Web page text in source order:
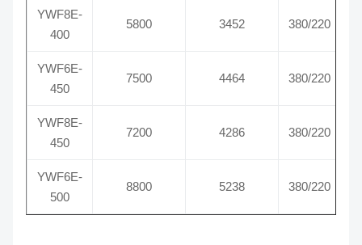
YWF8E-
400
5800 3452 380/220
YWF6E-
450
7500 4464 380/220
YWF8E-
450
7200 4286 380/220
YWF6E-
500
8800 5238 380/220